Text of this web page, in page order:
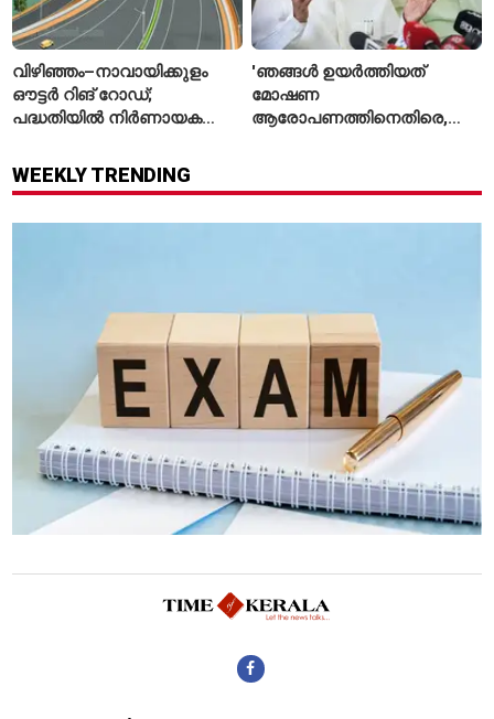
വിഴിഞ്ഞം–നാവായിക്കുളം
ഔട്ടർ റിങ് റോഡ്;
പദ്ധതിയിൽ നിർണായക
വിശദീകരണം
'ഞങ്ങൾ ഉയർത്തിയത്
മോഷണ
ആരോപണത്തിനെതിരെ,
സഞ്ജയ് റാവത്ത്
WEEKLY TRENDING